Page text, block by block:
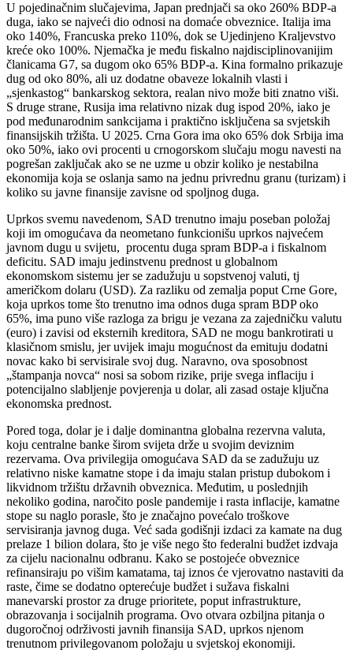
U pojedinačnim slučajevima, Japan prednjači sa oko 260% BDP-a
duga, iako se najveći dio odnosi na domaće obveznice. Italija ima
oko 140%, Francuska preko 110%, dok se Ujedinjeno Kraljevstvo
kreće oko 100%. Njemačka je među fiskalno najdisciplinovanijim
članicama G7, sa dugom oko 65% BDP-a. Kina formalno prikazuje
dug od oko 80%, ali uz dodatne obaveze lokalnih vlasti i
„sjenkastog“ bankarskog sektora, realan nivo može biti znatno viši.
S druge strane, Rusija ima relativno nizak dug ispod 20%, iako je
pod međunarodnim sankcijama i praktično isključena sa svjetskih
finansijskih tržišta. U 2025. Crna Gora ima oko 65% dok Srbija ima
oko 50%, iako ovi procenti u crnogorskom slučaju mogu navesti na
pogrešan zaključak ako se ne uzme u obzir koliko je nestabilna
ekonomija koja se oslanja samo na jednu privrednu granu (turizam) i
koliko su javne finansije zavisne od spoljnog duga.
Uprkos svemu navedenom, SAD trenutno imaju poseban položaj
koji im omogućava da neometano funkcionišu uprkos najvećem
javnom dugu u svijetu, procentu duga spram BDP-a i fiskalnom
deficitu. SAD imaju jedinstvenu prednost u globalnom
ekonomskom sistemu jer se zadužuju u sopstvenoj valuti, tj
američkom dolaru (USD). Za razliku od zemalja poput Crne Gore,
koja uprkos tome što trenutno ima odnos duga spram BDP oko
65%, ima puno više razloga za brigu je vezana za zajedničku valutu
(euro) i zavisi od eksternih kreditora, SAD ne mogu bankrotirati u
klasičnom smislu, jer uvijek imaju mogućnost da emituju dodatni
novac kako bi servisirale svoj dug. Naravno, ova sposobnost
„štampanja novca“ nosi sa sobom rizike, prije svega inflaciju i
potencijalno slabljenje povjerenja u dolar, ali zasad ostaje ključna
ekonomska prednost.
Pored toga, dolar je i dalje dominantna globalna rezervna valuta,
koju centralne banke širom svijeta drže u svojim deviznim
rezervama. Ova privilegija omogućava SAD da se zadužuju uz
relativno niske kamatne stope i da imaju stalan pristup dubokom i
likvidnom tržištu državnih obveznica. Međutim, u poslednjih
nekoliko godina, naročito posle pandemije i rasta inflacije, kamatne
stope su naglo porasle, što je značajno povećalo troškove
servisiranja javnog duga. Već sada godišnji izdaci za kamate na dug
prelaze 1 bilion dolara, što je više nego što federalni budžet izdvaja
za cijelu nacionalnu odbranu. Kako se postojeće obveznice
refinansiraju po višim kamatama, taj iznos će vjerovatno nastaviti da
raste, čime se dodatno opterećuje budžet i sužava fiskalni
manevarski prostor za druge prioritete, poput infrastrukture,
obrazovanja i socijalnih programa. Ovo otvara ozbiljna pitanja o
dugoročnoj održivosti javnih finansija SAD, uprkos njenom
trenutnom privilegovanom položaju u svjetskoj ekonomiji.